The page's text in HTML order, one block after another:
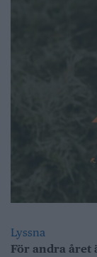
Lyssna
För andra året